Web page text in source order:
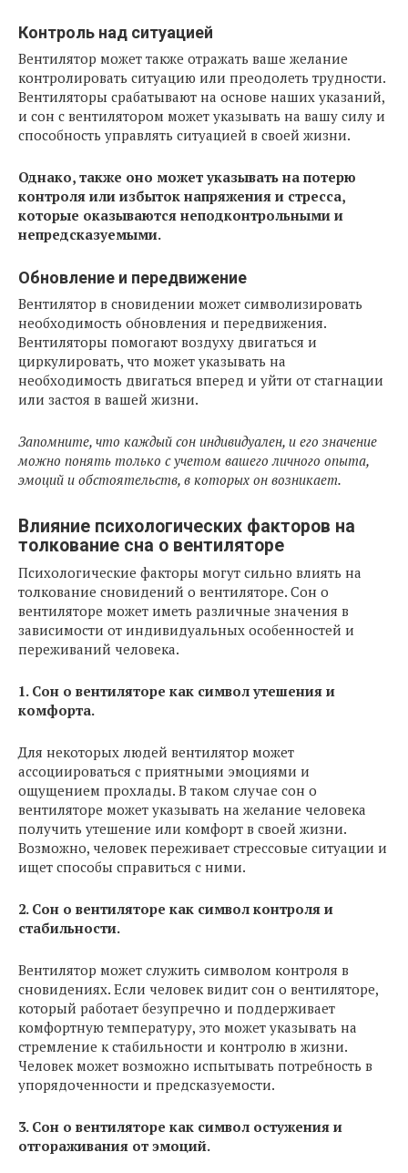
Контроль над ситуацией
Вентилятор может также отражать ваше желание
контролировать ситуацию или преодолеть трудности.
Вентиляторы срабатывают на основе наших указаний,
и сон с вентилятором может указывать на вашу силу и
способность управлять ситуацией в своей жизни.
Однако, также оно может указывать на потерю
контроля или избыток напряжения и стресса,
которые оказываются неподконтрольными и
непредсказуемыми.
Обновление и передвижение
Вентилятор в сновидении может символизировать
необходимость обновления и передвижения.
Вентиляторы помогают воздуху двигаться и
циркулировать, что может указывать на
необходимость двигаться вперед и уйти от стагнации
или застоя в вашей жизни.
Запомните, что каждый сон индивидуален, и его значение
можно понять только с учетом вашего личного опыта,
эмоций и обстоятельств, в которых он возникает.
Влияние психологических факторов на
толкование сна о вентиляторе
Психологические факторы могут сильно влиять на
толкование сновидений о вентиляторе. Сон о
вентиляторе может иметь различные значения в
зависимости от индивидуальных особенностей и
переживаний человека.
1. Сон о вентиляторе как символ утешения и
комфорта.
Для некоторых людей вентилятор может
ассоциироваться с приятными эмоциями и
ощущением прохлады. В таком случае сон о
вентиляторе может указывать на желание человека
получить утешение или комфорт в своей жизни.
Возможно, человек переживает стрессовые ситуации и
ищет способы справиться с ними.
2. Сон о вентиляторе как символ контроля и
стабильности.
Вентилятор может служить символом контроля в
сновидениях. Если человек видит сон о вентиляторе,
который работает безупречно и поддерживает
комфортную температуру, это может указывать на
стремление к стабильности и контролю в жизни.
Человек может возможно испытывать потребность в
упорядоченности и предсказуемости.
3. Сон о вентиляторе как символ остужения и
отгораживания от эмоций.